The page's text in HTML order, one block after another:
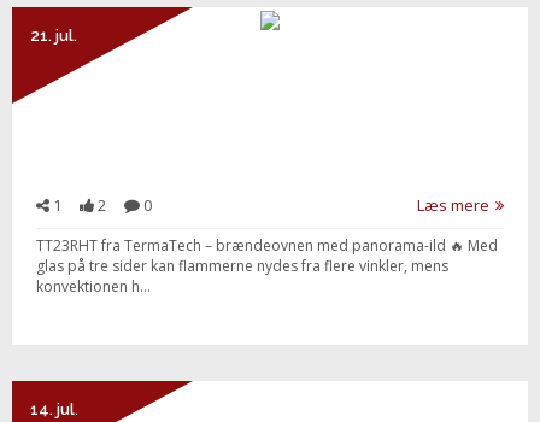
21. jul.
1 2 0 Læs mere
TT23RHT fra TermaTech – brændeovnen med panorama-ild 🔥 Med
glas på tre sider kan flammerne nydes fra flere vinkler, mens
konvektionen h...
14. jul.